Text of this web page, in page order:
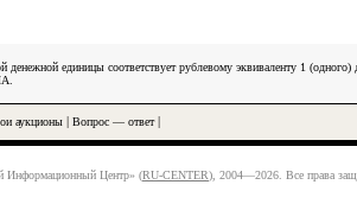
денежной единицы соответствует рублевому эквиваленту 1
аукционы Вопрос — ответ|
Информационный Центр» (RU-CENTER), 2004—2026. Все права